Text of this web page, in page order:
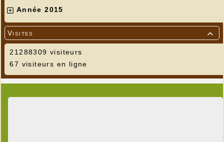
Année 2015

Visites
21288309 visiteurs
67 visiteurs en ligne